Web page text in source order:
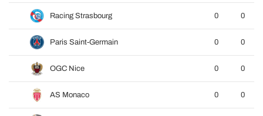
Racing Strasbourg 0 0
Paris Saint-Germain 0 0
OGC Nice 0 0
AS Monaco 0 0